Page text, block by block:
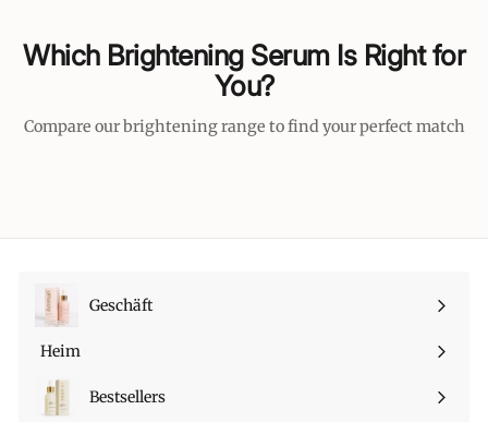
Which Brightening Serum Is Right for
You?
Compare our brightening range to find your perfect match
Geschäft
Menü
maximieren
Heim
Bestsellers